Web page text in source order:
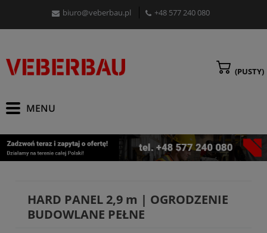
biuro@veberbau.pl +48 577 240 080
(PUSTY)
HARD PANEL 2,9 m | OGRODZENIE
BUDOWLANE PEŁNE